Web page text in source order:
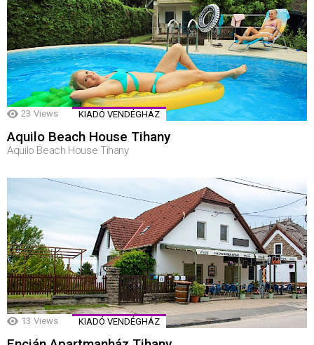
23 Views KIADÓ VENDÉGHÁZ
Aquilo Beach House Tihany
Aquilo Beach House Tihany
13 Views KIADÓ VENDÉGHÁZ